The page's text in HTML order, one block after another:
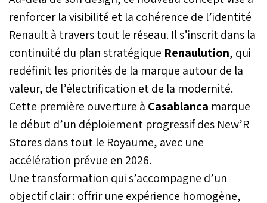
renforcer la visibilité et la cohérence de l’identité
Renault à travers tout le réseau. Il s’inscrit dans la
continuité du plan stratégique Renaulution, qui
redéfinit les priorités de la marque autour de la
valeur, de l’électrification et de la modernité.
Cette première ouverture à Casablanca marque
le début d’un déploiement progressif des New’R
Stores dans tout le Royaume, avec une
accélération prévue en 2026.
Une transformation qui s’accompagne d’un
objectif clair : offrir une expérience homogène,